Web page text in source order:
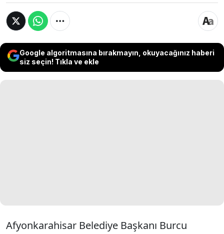
Google algoritmasına bırakmayın, okuyacağınız haberi
siz seçin! Tıkla ve ekle
Afyonkarahisar Belediye Başkanı Burcu